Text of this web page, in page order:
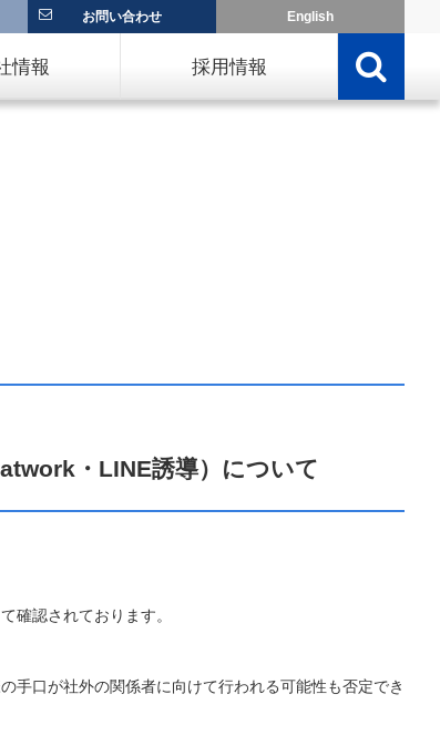
お問い合わせ English
情報 採用情報
・LINE誘導）について
確認されております。
手口が社外の関係者に向けて行われる可能性も否定でき